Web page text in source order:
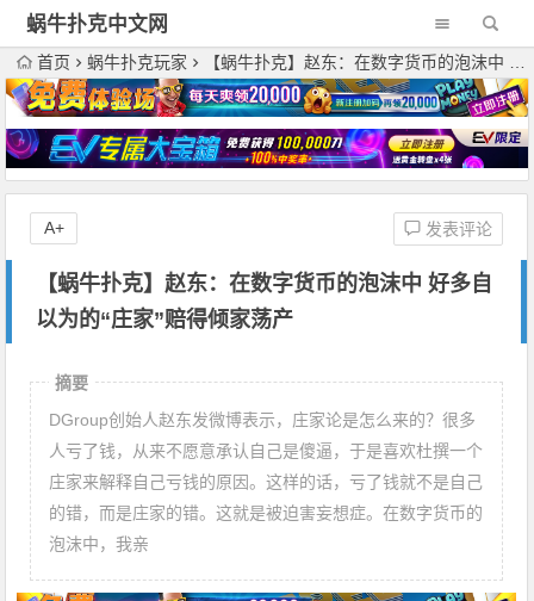
蜗牛扑克中文网
首页 蜗牛扑克玩家 【蜗牛扑克】赵东：在数字货币的泡沫中 好多自以为的“庄家”赔得倾家荡产
【蜗牛扑克】赵东：在数字货币的泡沫中 好多自
以为的“庄家”赔得倾家荡产
发表评论
A+
摘要
DGroup创始人赵东发微博表示，庄家论是怎么来的？很多
人亏了钱，从来不愿意承认自己是傻逼，于是喜欢杜撰一个
庄家来解释自己亏钱的原因。这样的话，亏了钱就不是自己
的错，而是庄家的错。这就是被迫害妄想症。在数字货币的
泡沫中，我亲